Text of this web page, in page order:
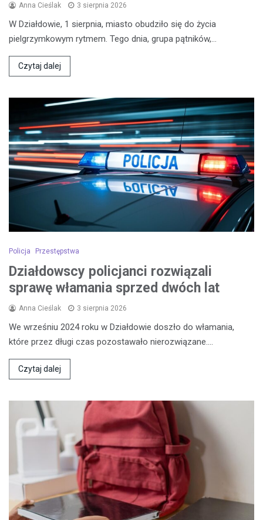
Anna Cieślak 3 sierpnia 2026
W Działdowie, 1 sierpnia, miasto obudziło się do życia
pielgrzymkowym rytmem. Tego dnia, grupa pątników,…
Czytaj dalej
Policja Przestępstwa
Działdowscy policjanci rozwiązali
sprawę włamania sprzed dwóch lat
Anna Cieślak 3 sierpnia 2026
We wrześniu 2024 roku w Działdowie doszło do włamania,
które przez długi czas pozostawało nierozwiązane.…
Czytaj dalej